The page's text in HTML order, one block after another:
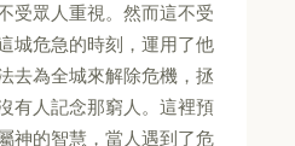
受眾人重視。然而這不受
城危急的時刻，運用了他
去為全城來解除危機，拯
有人記念那窮人。這裡預
神的智慧，當人遇到了危